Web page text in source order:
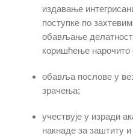
издавање
поступке по
обављање
коришћење нарочито
обавља послове у
зрачења;
учествује у изради
накнаде за заштиту